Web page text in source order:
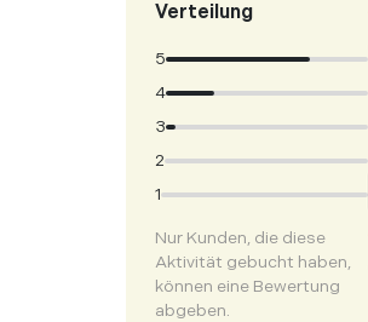
Verteilung
5
4
3
2
1
Nur Kunden, die diese
Aktivität gebucht haben,
können eine Bewertung
abgeben.